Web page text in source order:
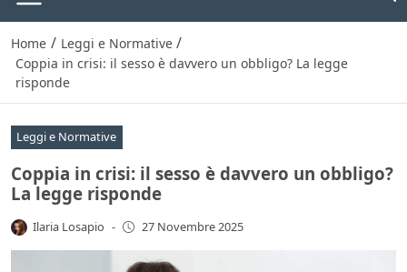
Home / Leggi e Normative /
Coppia in crisi: il sesso è davvero un obbligo? La legge
risponde
Leggi e Normative
Coppia in crisi: il sesso è davvero un obbligo?
La legge risponde
Ilaria Losapio - 27 Novembre 2025